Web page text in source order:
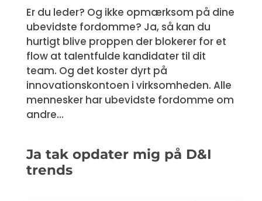
Er du leder? Og ikke opmærksom på dine
ubevidste fordomme? Ja, så kan du
hurtigt blive proppen der blokerer for et
flow at talentfulde kandidater til dit
team. Og det koster dyrt på
innovationskontoen i virksomheden. Alle
mennesker har ubevidste fordomme om
andre...
Ja tak opdater mig på D&I
trends